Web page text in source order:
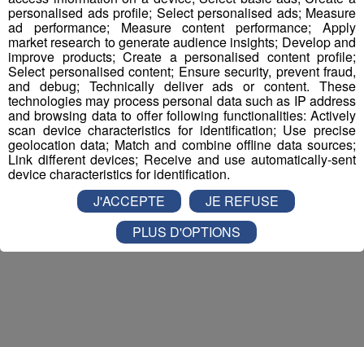
Nathan est allé tester pour vousVerticalp Émosson,
dans la Vallée du Trient:
personalised ads profile; Select personalised ads; Measure
ad performance; Measure content performance; Apply
market research to generate audience insights; Develop and
improve products; Create a personalised content profile;
Select personalised content; Ensure security, prevent fraud,
and debug; Technically deliver ads or content. These
technologies may process personal data such as IP address
and browsing data to offer following functionalities: Actively
scan device characteristics for identification; Use precise
geolocation data; Match and combine offline data sources;
Link different devices; Receive and use automatically-sent
device characteristics for identification.
J'ACCEPTE
JE REFUSE
PLUS D'OPTIONS